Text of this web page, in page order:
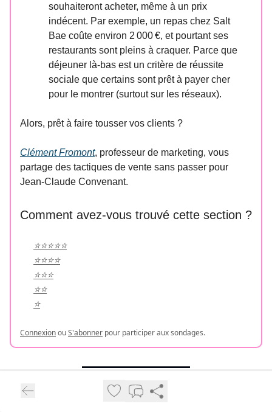
souhaiteront acheter, même à un prix
indécent. Par exemple, un repas chez Salt
Bae coûte environ 2 000 €, et pourtant ses
restaurants sont pleins à craquer. Parce que
déjeuner là-bas est un critère de réussite
sociale que certains sont prêt à payer cher
pour le montrer (surtout sur les réseaux).
Alors, prêt à faire tousser vos clients ?
Clément Fromont, professeur de marketing, vous
partage des tactiques de vente sans passer pour
Jean-Claude Convenant.
Comment avez-vous trouvé cette section ?
⭐️⭐️⭐️⭐️⭐️
⭐️⭐️⭐️⭐️
⭐️⭐️⭐️
⭐️⭐️
⭐️
ConnexionouS'abonner pour participer aux sondages.